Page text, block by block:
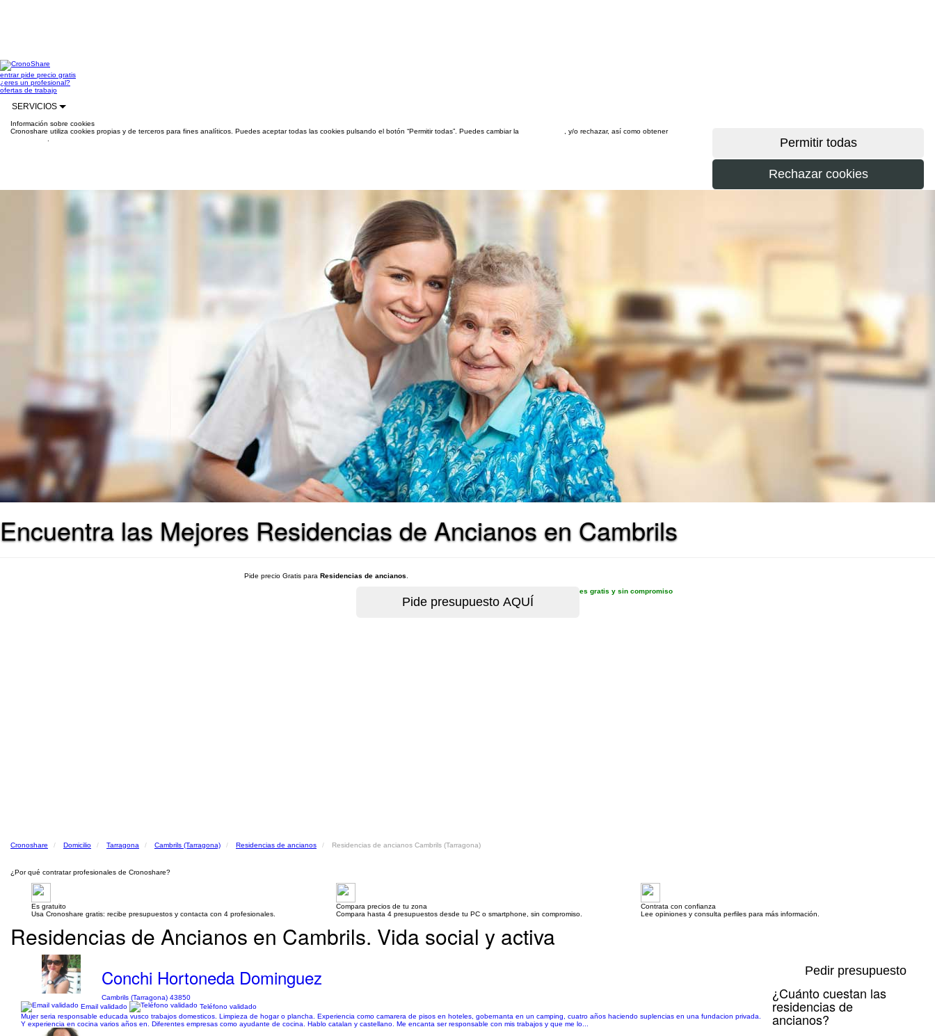
entrarpide precio gratis
¿eres un profesional?
ofertas de trabajo
SERVICIOS
Información sobre cookies
Cronoshare utiliza cookies propias y de terceros para fines analíticos. Puedes aceptar todas las cookies pulsando el botón “Permitir todas”. Puedes cambiar la
, y/o rechazar, así como obtener
Encuentra las Mejores Residencias de Ancianos en Cambrils
Pide precio Gratis para Residencias de ancianos
es gratis y sin compromiso
Cronoshare Domicilio Tarragona Cambrils (Tarragona) Residencias de ancianos Residencias de ancianos Cambrils (Tarragona)
¿Por qué contratar profesionales de Cronoshare?
Es gratuito
Usa Cronoshare gratis: recibe presupuestos y contacta con 4 profesionales.
Compara precios de tu zona
Compara hasta 4 presupuestos desde tu PC o smartphone, sin compromiso.
Contrata con confianza
Lee opiniones y consulta perfiles para más información.
Residencias de Ancianos en Cambrils. Vida social y activa
Conchi Hortoneda Dominguez
Cambrils (Tarragona) 43850
Email validado
Teléfono validado
Mujer seria responsable educada vusco trabajos domesticos. Limpieza de hogar o plancha. Experiencia como camarera de pisos en hoteles, gobernanta en un camping, cuatro años haciendo suplencias en una fundacion privada.
Y experiencia en cocina varios años en. Diferentes empresas como ayudante de cocina. Hablo catalan y castellano. Me encanta ser responsable con mis trabajos y que me lo...
Pedir presupuesto
¿Cuánto cuestan las
residencias de
ancianos?